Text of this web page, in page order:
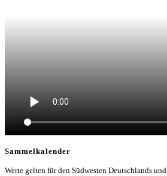
Sammelkalender
Werte gelten für den Südwesten Deutschlands